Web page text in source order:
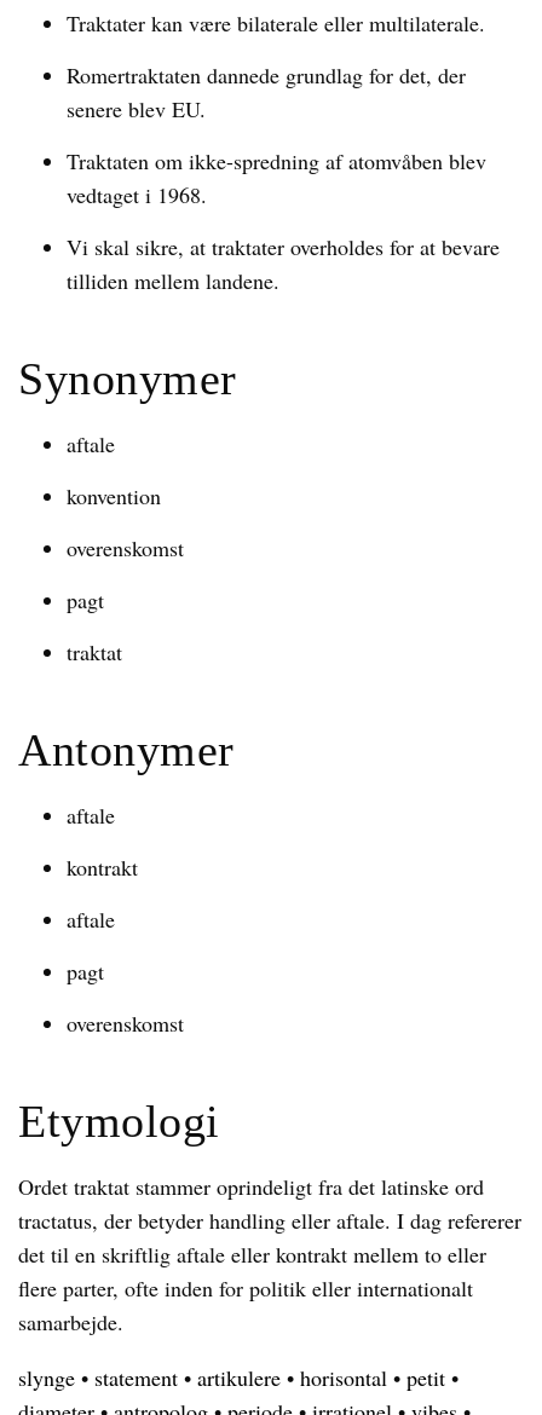
Traktater kan være bilaterale eller multilaterale.
Romertraktaten dannede grundlag for det, der
senere blev EU.
Traktaten om ikke-spredning af atomvåben blev
vedtaget i 1968.
Vi skal sikre, at traktater overholdes for at bevare
tilliden mellem landene.
Synonymer
aftale
konvention
overenskomst
pagt
traktat
Antonymer
aftale
kontrakt
aftale
pagt
overenskomst
Etymologi
Ordet traktat stammer oprindeligt fra det latinske ord
tractatus, der betyder handling eller aftale. I dag refererer
det til en skriftlig aftale eller kontrakt mellem to eller
flere parter, ofte inden for politik eller internationalt
samarbejde.
slynge • statement • artikulere • horisontal • petit •